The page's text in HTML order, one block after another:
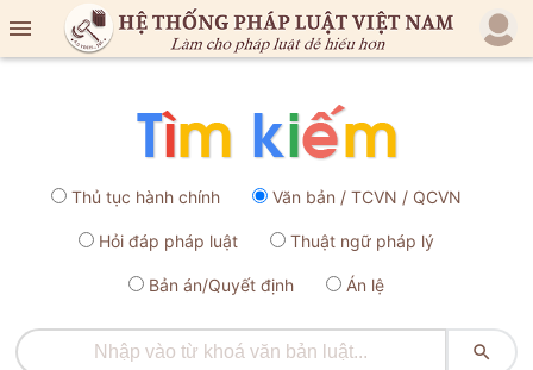

Thủ tục hành chính Văn bản / TCVN / QCVN
Hỏi đáp pháp luật Thuật ngữ pháp lý
Bản án/Quyết định Án lệ
